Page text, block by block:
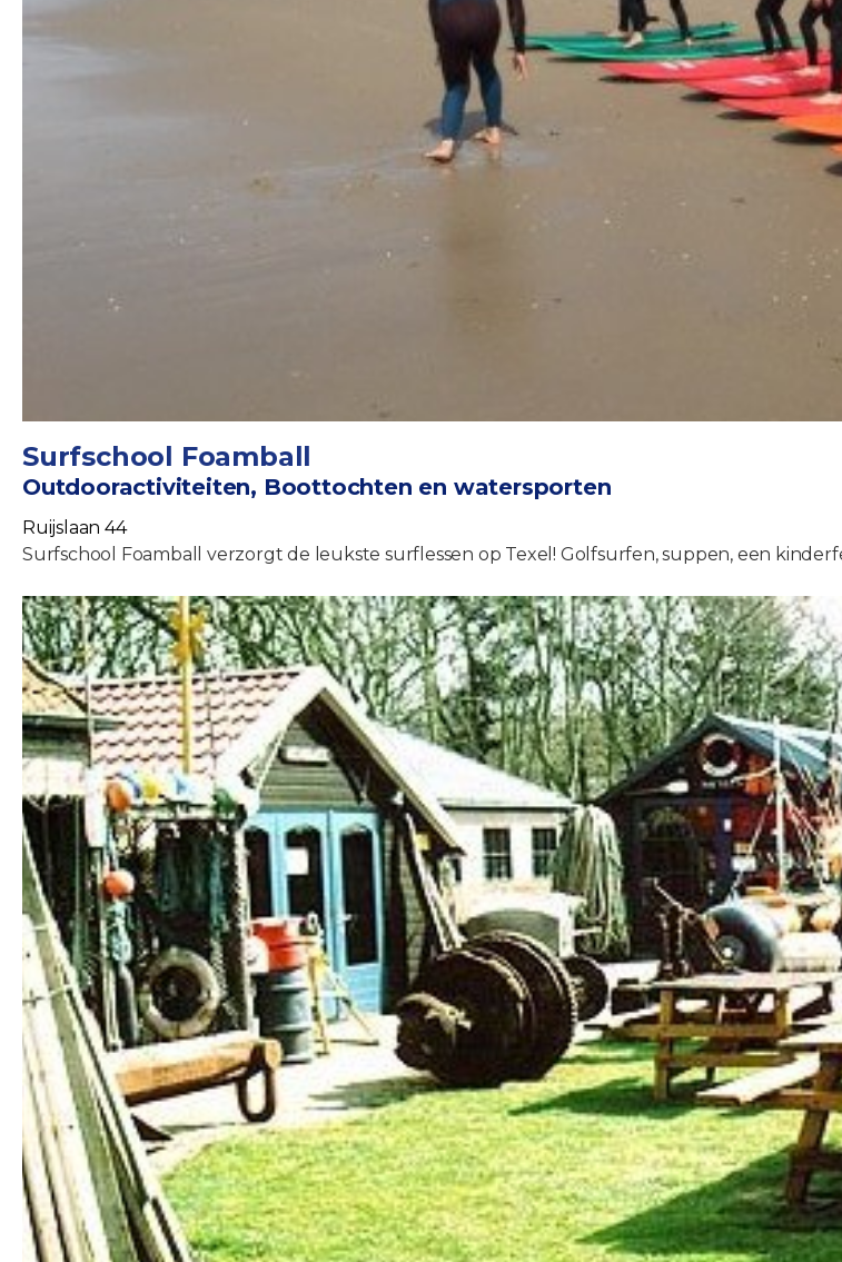
Surfschool Foamball
Outdooractiviteiten, Boottochten en watersporten
Ruijslaan 44
Surfschool Foamball verzorgt de leukste surflessen op Texel! Golfsurfen, suppen, een